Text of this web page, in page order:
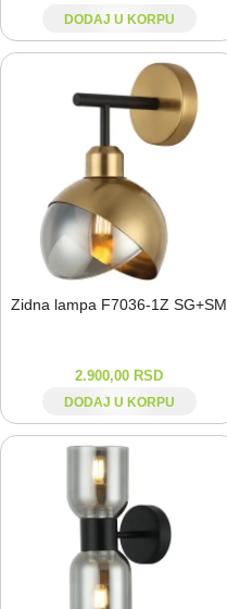
DODAJ U KORPU
Zidna lampa F7036-⁠1Z SG+SM
2.900,00 RSD
DODAJ U KORPU